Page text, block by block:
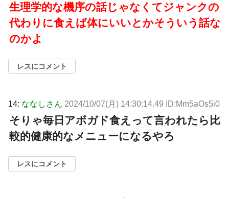
生理学的な機序の話じゃなくてジャンクの
代わりに食えば体にいいとかそういう話な
のかよ
レスにコメント
14: ななしさん 2024/10/07(月) 14:30:14.49 ID:Mm5aOs5i0
そりゃ毎日アボガド食えって言われたら比
較的健康的なメニューになるやろ
レスにコメント